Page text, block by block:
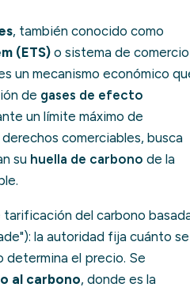
, también conocido como
(ETS) o sistema de comercio
un mecanismo económico
de gases de efecto
un límite máximo de
comerciables, busca
su huella de carbono de la
del carbono
la autoridad fija cuánto se
determina el precio. Se
al carbono, donde es la